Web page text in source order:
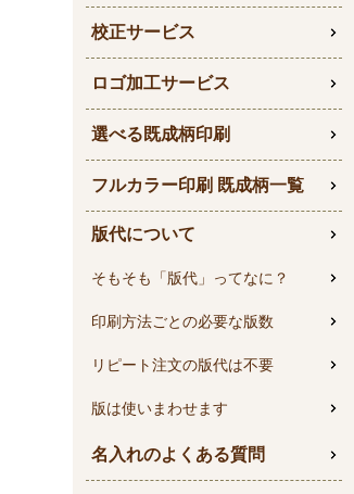
校正サービス
ロゴ加工サービス
選べる既成柄印刷
フルカラー印刷 既成柄一覧
版代について
そもそも「版代」ってなに？
印刷方法ごとの必要な版数
リピート注文の版代は不要
版は使いまわせます
名入れのよくある質問